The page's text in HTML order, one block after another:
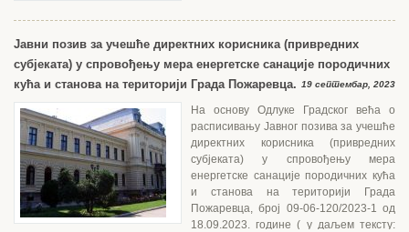
Јавни позив за учешће директних корисника (привредних
субјеката) у спровођењу мера енергетске санације породичних
кућа и станова на територији Града Пожаревца.
19 септембар, 2023
На основу Одлуке Градског већа о
расписивању Јавног позива за учешће
директних корисника (привредних
субјеката) у спровођењу мера
енергетске санације породичних кућа
и станова на територији Града
Пожаревца, број 09-06-120/2023-1 од
18.09.2023. године ( у даљем тексту: